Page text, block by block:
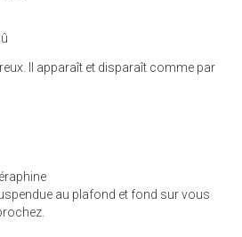
Il apparaît et disparaît comme par
au plafond et fond sur vous